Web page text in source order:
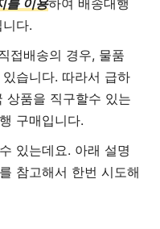
를 이용하여 배송대행
다.
접배송의 경우, 물품
습니다. 따라서 급하
상품을 직구할수 있는
구매입니다.
있는데요. 아래 설명
를 참고해서 한번 시도해